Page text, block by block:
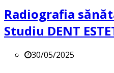
Radiografia
Studiu DENT
30/05/2025